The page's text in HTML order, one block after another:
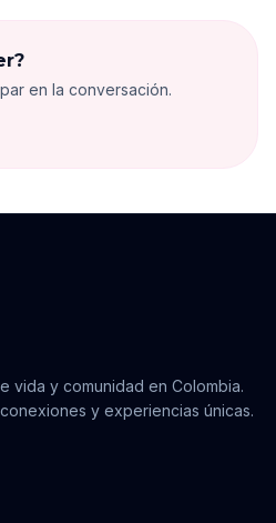
en la conversación.
vida y comunidad en Colombia.
y experiencias únicas.